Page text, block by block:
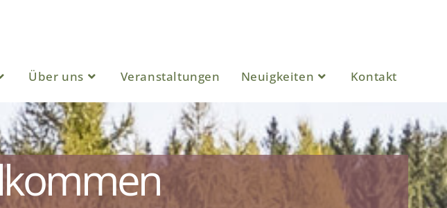
Über uns Veranstaltungen Neuigkeiten Kontakt